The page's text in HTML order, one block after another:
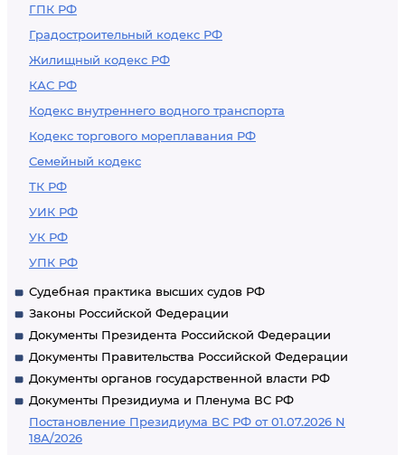
ГПК РФ
Градостроительный кодекс РФ
Жилищный кодекс РФ
КАС РФ
Кодекс внутреннего водного транспорта
Кодекс торгового мореплавания РФ
Семейный кодекс
ТК РФ
УИК РФ
УК РФ
УПК РФ
Судебная практика высших судов РФ
Законы Российской Федерации
Документы Президента Российской Федерации
Документы Правительства Российской Федерации
Документы органов государственной власти РФ
Документы Президиума и Пленума ВС РФ
Постановление Президиума ВС РФ от 01.07.2026 N
18А/2026